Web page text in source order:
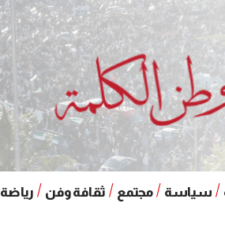
سياسة مجتمع ثقافة وفن رياضة